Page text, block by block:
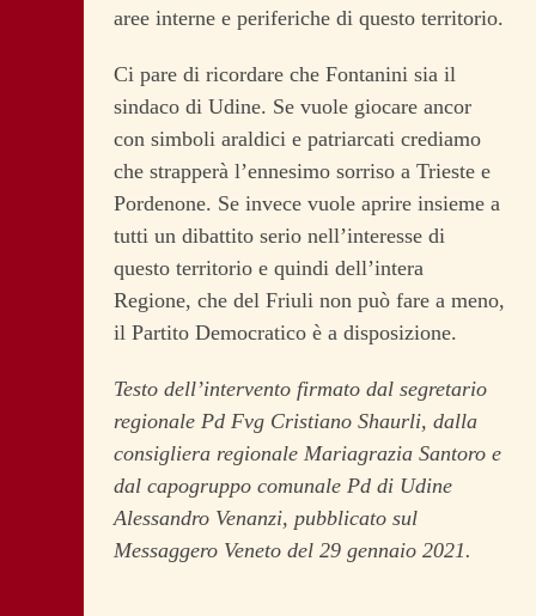
aree interne e periferiche di questo territorio.
Ci pare di ricordare che Fontanini sia il
sindaco di Udine. Se vuole giocare ancor
con simboli araldici e patriarcati crediamo
che strapperà l’ennesimo sorriso a Trieste e
Pordenone. Se invece vuole aprire insieme a
tutti un dibattito serio nell’interesse di
questo territorio e quindi dell’intera
Regione, che del Friuli non può fare a meno,
il Partito Democratico è a disposizione.
Testo dell’intervento firmato dal segretario
regionale Pd Fvg Cristiano Shaurli, dalla
consigliera regionale Mariagrazia Santoro e
dal capogruppo comunale Pd di Udine
Alessandro Venanzi, pubblicato sul
Messaggero Veneto del 29 gennaio 2021.